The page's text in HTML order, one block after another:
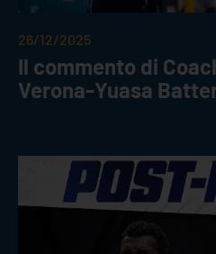
26/12/2025
Il commento di
Verona-Yuasa